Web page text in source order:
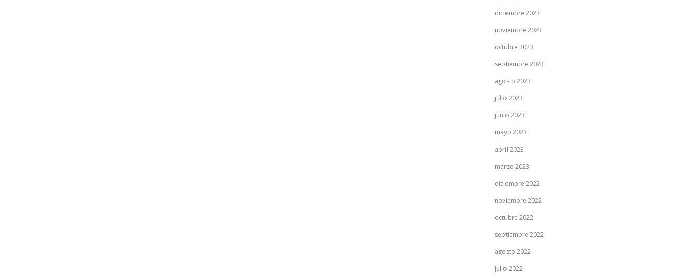
diciembre 2023
noviembre 2023
octubre 2023
septiembre 2023
agosto 2023
julio 2023
junio 2023
mayo 2023
abril 2023
marzo 2023
diciembre 2022
noviembre 2022
octubre 2022
septiembre 2022
agosto 2022
julio 2022